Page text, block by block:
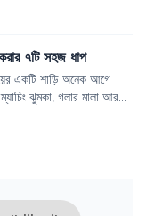
৭টি সহজ ধাপ
একটি শাড়ি অনেক আগে
ঝুমকা, গলার মালা আর